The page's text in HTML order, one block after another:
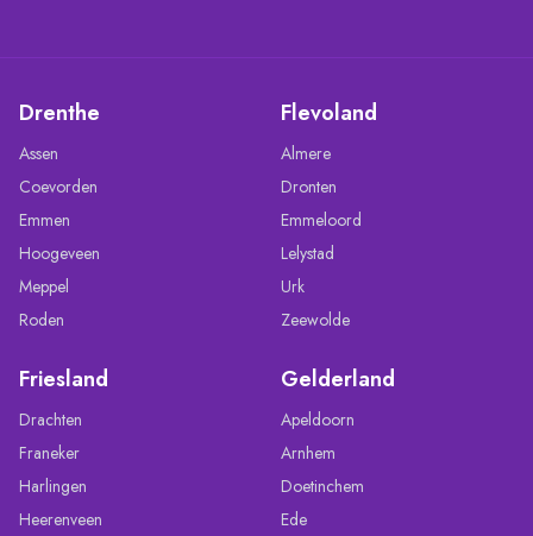
Drenthe
Assen
Coevorden
Emmen
Hoogeveen
Meppel
Roden
Flevoland
Almere
Dronten
Emmeloord
Lelystad
Urk
Zeewolde
Friesland
Drachten
Franeker
Harlingen
Heerenveen
Gelderland
Apeldoorn
Arnhem
Doetinchem
Ede